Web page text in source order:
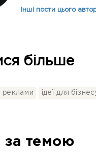
Інші пости цього
більше
реклами ідеї для
за темою